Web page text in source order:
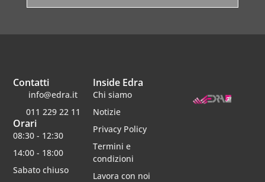
Inside Edra
Chi siamo
Notizie
Privacy Policy
Termini e
condizioni
Lavora con noi
Contatti
info@edra.it
011 229 22 11
Orari
08:30 - 12:30
14:00 - 18:00
Sabato chiuso